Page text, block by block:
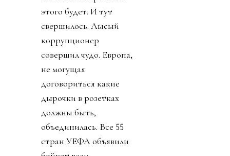
диктаторы так похожи
друг на друга). Причины
такого, вот уж правда,
лизоблюдства начали
вскрываться. Со
стороны федераций
зазвучало слово
«бойкот».
День 3. Поняв, что
запахло жареным, по-